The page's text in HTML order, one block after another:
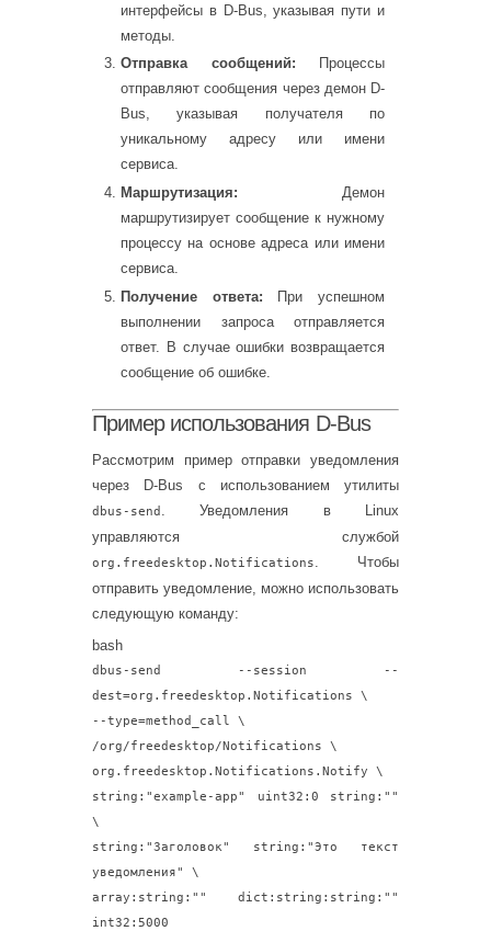
интерфейсы в D-Bus, указывая пути и
методы.
Отправка сообщений: Процессы
отправляют сообщения через демон D-
Bus, указывая получателя по
уникальному адресу или имени
сервиса.
Маршрутизация: Демон
маршрутизирует сообщение к нужному
процессу на основе адреса или имени
сервиса.
Получение ответа: При успешном
выполнении запроса отправляется
ответ. В случае ошибки возвращается
сообщение об ошибке.
Пример использования D-Bus
Рассмотрим пример отправки уведомления
через D-Bus с использованием утилиты
dbus-send
. Уведомления в Linux
управляются службой
org.freedesktop.Notifications
. Чтобы
отправить уведомление, можно использовать
следующую команду:
bash
dbus-send --session --
dest=org.freedesktop.Notifications \
--type=method_call \
/org/freedesktop/Notifications \
org.freedesktop.Notifications.Notify \
string: "example-app" uint32:0 string: ""
\
string: "Заголовок" string: "Это текст
уведомления"
\
array:string: "" dict:string:string: ""
int32:5000